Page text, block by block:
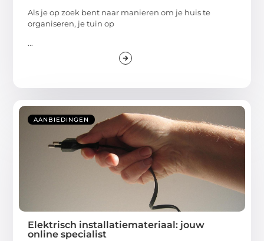
Als je op zoek bent naar manieren om je huis te
organiseren, je tuin op
...
AANBIEDINGEN
Elektrisch installatiemateriaal: jouw
online specialist